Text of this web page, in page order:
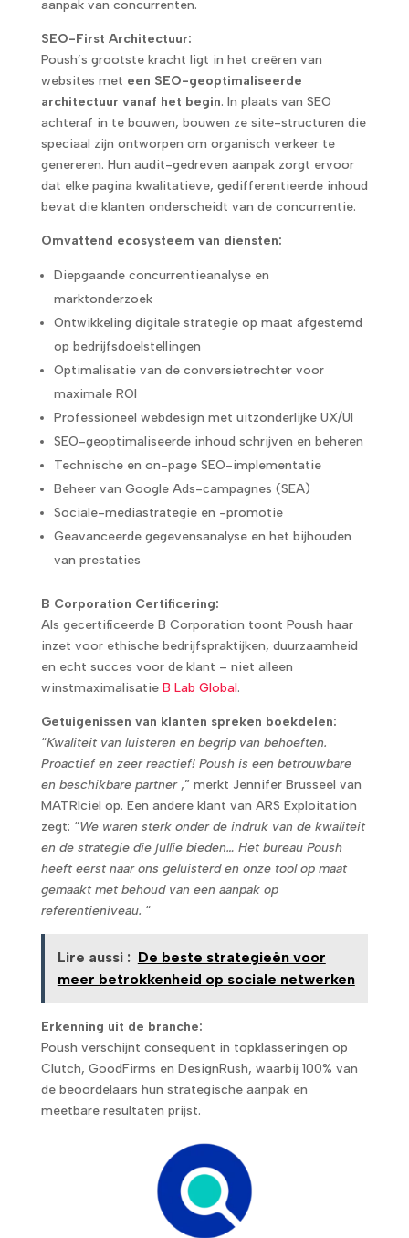
aanpak van concurrenten.
SEO-First Architectuur:
Poush’s grootste kracht ligt in het creëren van
websites met een SEO-geoptimaliseerde
architectuur vanaf het begin. In plaats van SEO
achteraf in te bouwen, bouwen ze site-structuren die
speciaal zijn ontworpen om organisch verkeer te
genereren. Hun audit-gedreven aanpak zorgt ervoor
dat elke pagina kwalitatieve, gedifferentieerde inhoud
bevat die klanten onderscheidt van de concurrentie.
Omvattend ecosysteem van diensten:
Diepgaande concurrentieanalyse en
marktonderzoek
Ontwikkeling digitale strategie op maat afgestemd
op bedrijfsdoelstellingen
Optimalisatie van de conversietrechter voor
maximale ROI
Professioneel webdesign met uitzonderlijke UX/UI
SEO-geoptimaliseerde inhoud schrijven en beheren
Technische en on-page SEO-implementatie
Beheer van Google Ads-campagnes (SEA)
Sociale-mediastrategie en -promotie
Geavanceerde gegevensanalyse en het bijhouden
van prestaties
B Corporation Certificering:
Als gecertificeerde B Corporation toont Poush haar
inzet voor ethische bedrijfspraktijken, duurzaamheid
en echt succes voor de klant – niet alleen
winstmaximalisatie B Lab Global.
Getuigenissen van klanten spreken boekdelen:
“Kwaliteit van luisteren en begrip van behoeften.
Proactief en zeer reactief! Poush is een betrouwbare
en beschikbare partner ,” merkt Jennifer Brusseel van
MATRIciel op. Een andere klant van ARS Exploitation
zegt: “We waren sterk onder de indruk van de kwaliteit
en de strategie die jullie bieden… Het bureau Poush
heeft eerst naar ons geluisterd en onze tool op maat
gemaakt met behoud van een aanpak op
referentieniveau. “
Lire aussi : De beste strategieën voor
meer betrokkenheid op sociale netwerken
Erkenning uit de branche:
Poush verschijnt consequent in topklasseringen op
Clutch, GoodFirms en DesignRush, waarbij 100% van
de beoordelaars hun strategische aanpak en
meetbare resultaten prijst.